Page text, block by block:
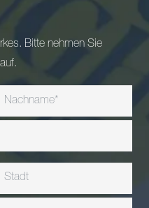
Bitte nehmen Sie